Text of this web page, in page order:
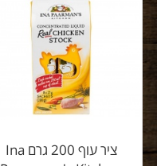
ציר עוף 200 גרם Ina